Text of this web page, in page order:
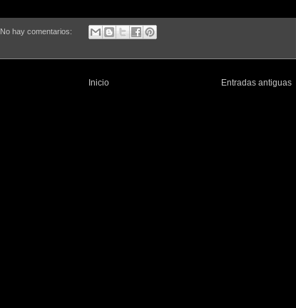
No hay comentarios:
Entradas antiguas
Inicio